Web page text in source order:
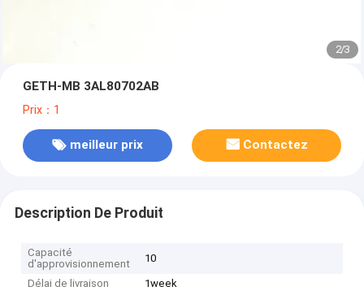
2/3
GETH-MB 3AL80702AB
Prix：1
meilleur prix Contactez
Description De Produit
Capacité
d'approvisionnement
10
Délai de livraison
1week